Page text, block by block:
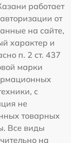
работает
от
на сайте,
характер и
п. 2 ст. 437
марки
с
не
товарных
Все виды
на